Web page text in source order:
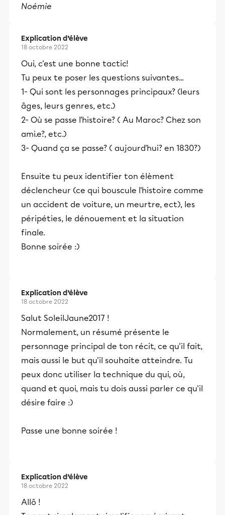
Noémie
Explication d’élève
18 octobre 2022
Oui, c'est une bonne tactic!
Tu peux te poser les questions suivantes...
1- Qui sont les personnages principaux? (leurs
âges, leurs genres, etc.)
2- Où se passe l'histoire? ( Au Maroc? Chez son
ami.e?, etc.)
3- Quand ça se passe? ( aujourd'hui? en 1830?)
Ensuite tu peux identifier ton élèment
déclencheur (ce qui bouscule l'histoire comme
un accident de voiture, un meurtre, ect), les
péripéties, le dénouement et la situation
finale.
Bonne soirée :)
Explication d’élève
18 octobre 2022
Salut SoleilJaune2017 !
Normalement, un résumé présente le
personnage principal de ton récit, ce qu'il fait,
mais aussi le but qu'il souhaite atteindre. Tu
peux donc utiliser la technique du qui, où,
quand et quoi, mais tu dois aussi parler ce qu'il
désire faire :)
Passe une bonne soirée !
Explication d’élève
18 octobre 2022
Allô !